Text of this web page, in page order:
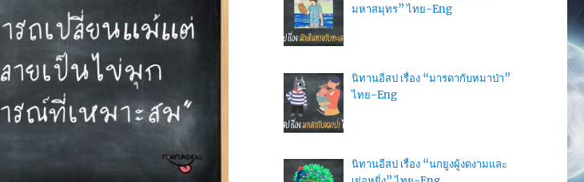
มหาสมุทร” ไทย-Eng
นิทานอีสป เรื่อง “มารดากับหมาป่า”
ไทย-Eng
นิทานอีสป เรื่อง “นกยูงผู้งดงามและ